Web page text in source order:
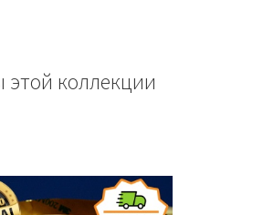
коллекции